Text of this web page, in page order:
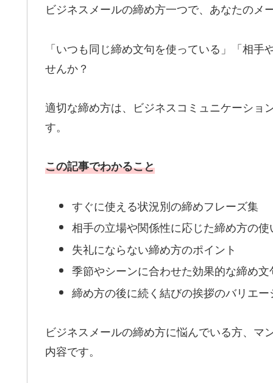
ビジネスメールの締め方一つで、あなたのメ
「いつも同じ締め文句を使っている」「相
せんか？
適切な締め方は、ビジネスコミュニケーショ
す。
この記事でわかること
すぐに使える状況別の締めフレーズ集
相手の立場や関係性に応じた締め方の使
失礼にならない締め方のポイント
季節やシーンに合わせた効果的な締め文
締め方の後に続く結びの挨拶のバリエー
ビジネスメールの締め方に悩んでいる方、
内容です。